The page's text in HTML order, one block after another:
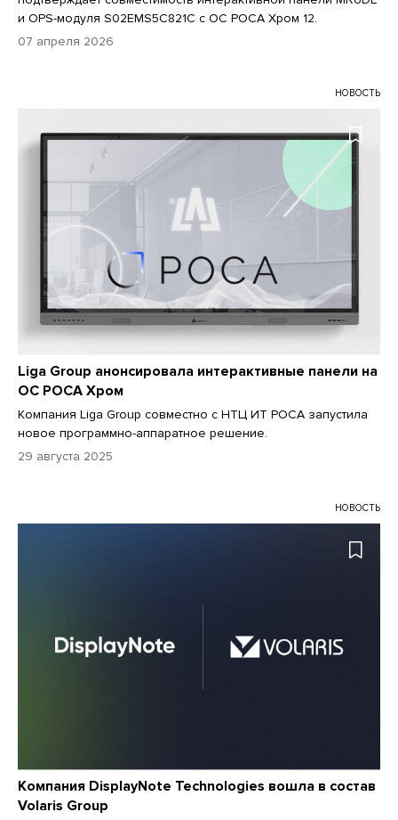
и OPS-модуля S02EMS5C821C с ОС РОСА Хром 12.
07 апреля 2026
НОВОСТЬ
Liga Group анонсировала интерактивные панели на
ОС РОСА Хром
Компания Liga Group совместно с НТЦ ИТ РОСА запустила
новое программно-аппаратное решение.
29 августа 2025
НОВОСТЬ
Компания DisplayNote Technologies вошла в состав
Volaris Group